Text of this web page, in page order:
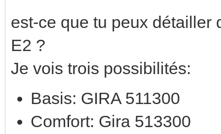
est-ce que tu peux détailler
E2 ?
Je vois trois possibilités:
Basis: GIRA 511300
Comfort: Gira 513300